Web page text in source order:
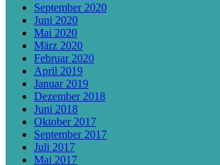
September 2020
Juni 2020
Mai 2020
März 2020
Februar 2020
April 2019
Januar 2019
Dezember 2018
Juni 2018
Oktober 2017
September 2017
Juli 2017
Mai 2017